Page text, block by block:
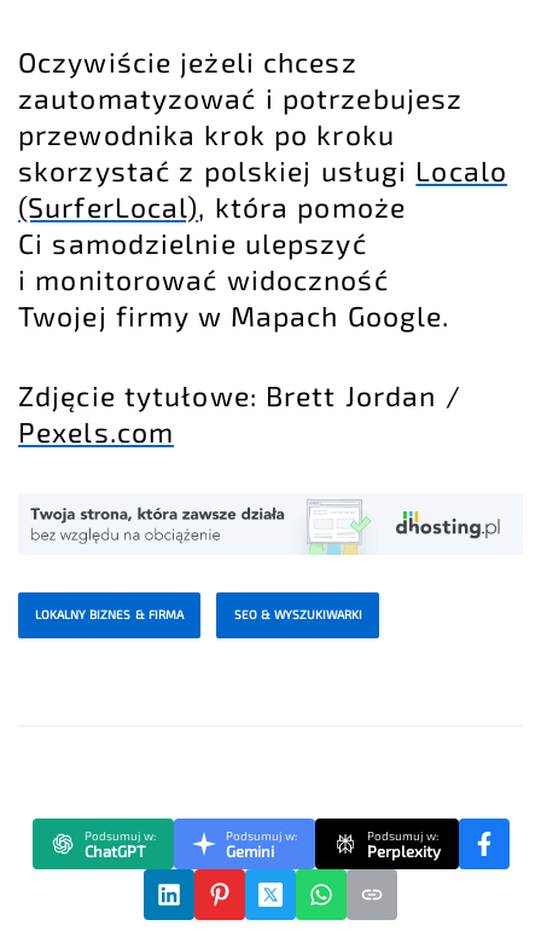
Oczywiście jeżeli chcesz
zautomatyzować i potrzebujesz
przewodnika krok po kroku
skorzystać z polskiej usługi Localo
(SurferLocal), która pomoże
Ci samodzielnie ulepszyć
i monitorować widoczność
Twojej firmy w Mapach Google.
Zdjęcie tytułowe: Brett Jordan /
Pexels.com
LOKALNY BIZNES & FIRMA SEO & WYSZUKIWARKI
Podsumuj w:
ChatGPT
Podsumuj w:
Gemini
Podsumuj w:
Perplexity